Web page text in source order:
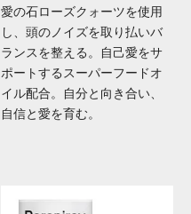
愛の石ローズクォーツを使用
し、頭のノイズを取り払いバ
ランスを整える。自己愛をサ
ポートするスーパーフードオ
イル配合。自分と向き合い、
自信と愛を育む。